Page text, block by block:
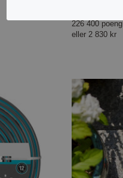
226 400 poeng
eller 2 830 kr